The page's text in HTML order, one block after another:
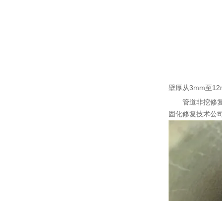
壁厚从3mm至
管道非挖修
固化修复技术公